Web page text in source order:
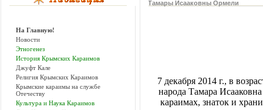
На Главную!
Новости
Этногенез
История Крымских Караимов
Джуфт Кале
Религия Крымских Караимов
Крымские караимы на службе
Отечеству
Культура и Наука Караимов
Тамары Исааковны Ормели
7 декабря 2014 г., в
народа Тамара
караимах, знаток и